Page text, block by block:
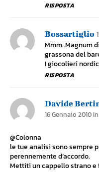
RISPOSTA
Bossartiglio
Mmm..Magnum
grassona del
I giocolieri
RISPOSTA
Davide
16 Gennaio 2010 In
@Colonna
le tue analisi sono sempre
perennemente d’accordo.
Mettiti un cappello strano e